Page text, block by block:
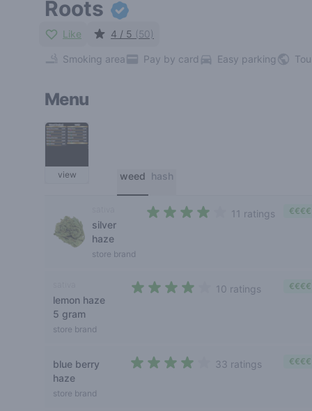
Roots
Like 4 / 5 (50)
Smoking area Pay by card Easy parking
Menu
view weed hash
silver
haze
store brand
11 ratings €€€€
lemon haze
5 gram
store brand
10 ratings €€€€
blue berry
haze
store brand
33 ratings €€€€